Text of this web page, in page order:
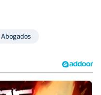
Abogados